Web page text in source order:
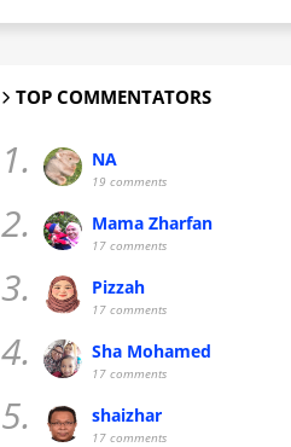
TOP COMMENTATORS
1. NA
19 comments
2. Mama Zharfan
17 comments
3. Pizzah
17 comments
4. Sha Mohamed
17 comments
5. shaizhar
17 comments